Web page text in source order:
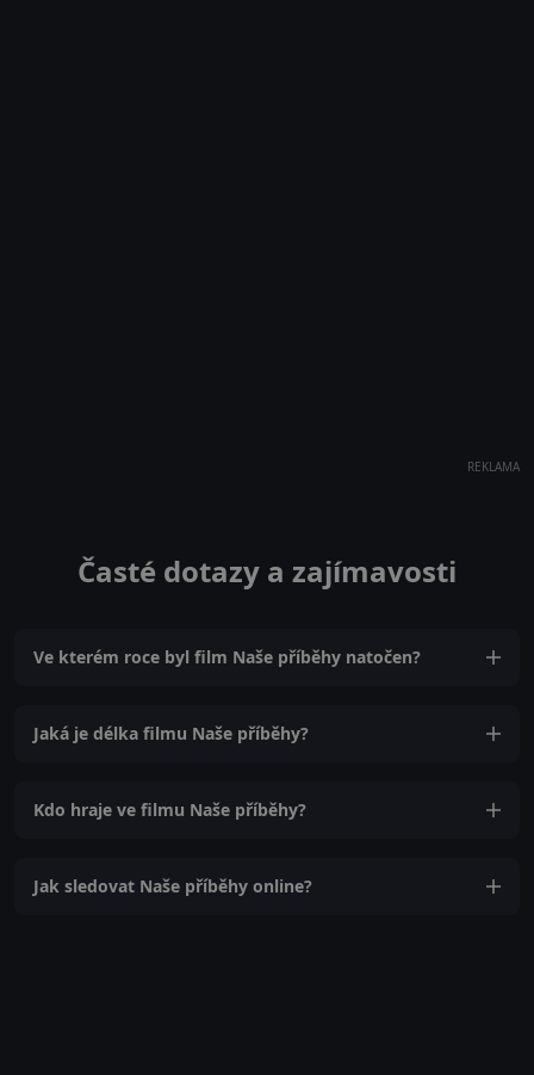
REKLAMA
Časté dotazy a zajímavosti
Ve kterém roce byl film Naše příběhy natočen?
Jaká je délka filmu Naše příběhy?
Kdo hraje ve filmu Naše příběhy?
Jak sledovat Naše příběhy online?